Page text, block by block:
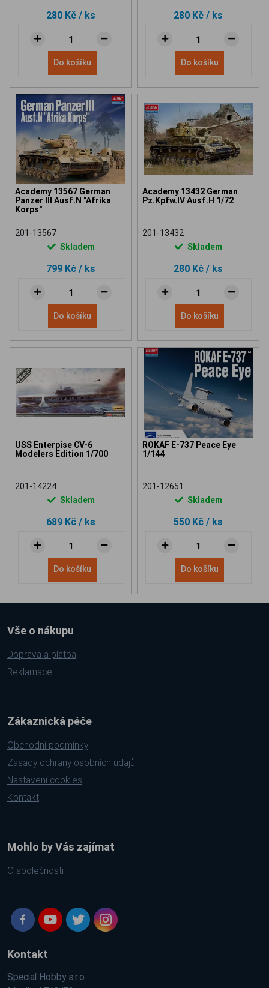
280 Kč / ks
Do košíku
280 Kč / ks
Do košíku
Academy 13567 German
Panzer III Ausf.N "Afrika
Korps"
201-13567
Skladem
799 Kč / ks
Do košíku
Academy 13432 German
Pz.Kpfw.IV Ausf.H 1/72
201-13432
Skladem
280 Kč / ks
Do košíku
USS Enterpise CV-6
Modelers Edition 1/700
201-14224
Skladem
689 Kč / ks
Do košíku
ROKAF E-737 Peace Eye
1/144
201-12651
Skladem
550 Kč / ks
Do košíku
Vše o nákupu
Doprava a platba
Reklamace
Zákaznická péče
Obchodní podmínky
Zásady ochrany osobních údajů
Nastavení cookies
Kontakt
Mohlo by Vás zajímat
O společnosti
Kontakt
Special Hobby s.r.o.